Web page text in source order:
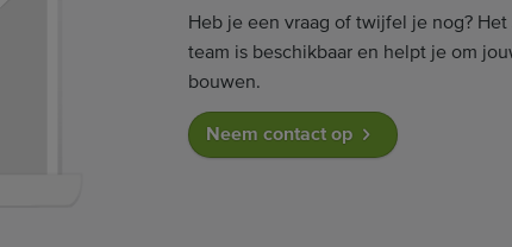
Heb je een vraag of twijfel je nog?
team is beschikbaar en helpt je om
bouwen.
Neem contact op